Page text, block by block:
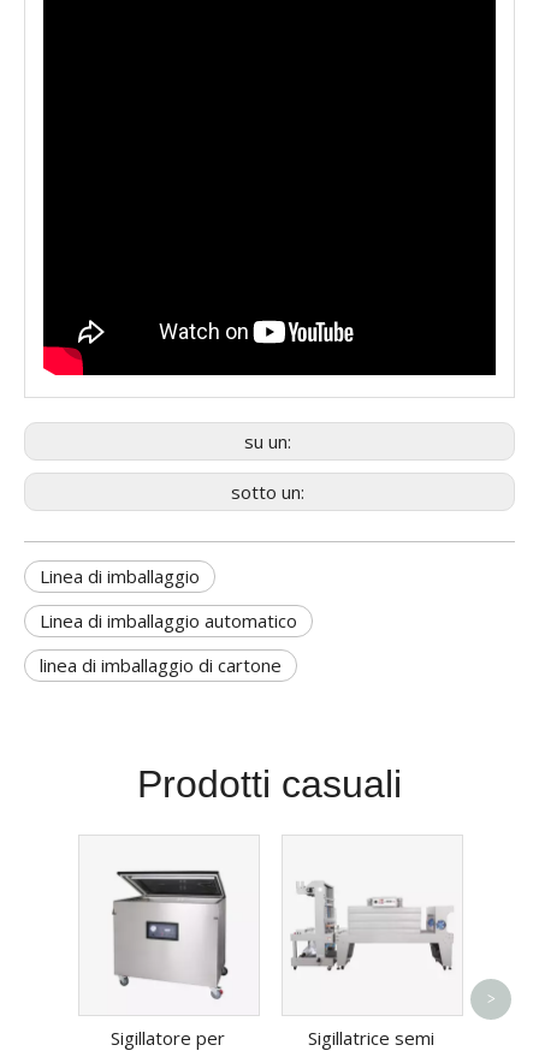
su un:
sotto un:
Linea di imballaggio
Linea di imballaggio automatico
linea di imballaggio di cartone
Prodotti casuali
Sigillatore per
Sigillatrice semi
>